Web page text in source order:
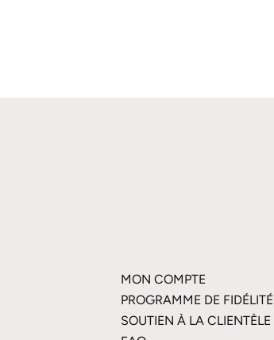
MON COMPTE
PROGRAMME DE FIDÉLITÉ
SOUTIEN À LA CLIENTÈLE